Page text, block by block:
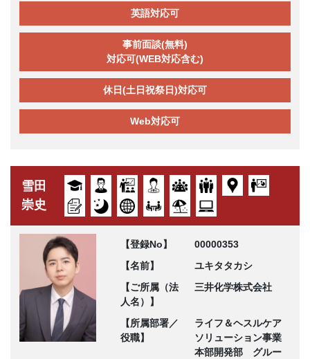
英語対応可
事前面談(無料)
対応可(WEB対応含む)
休日(土日祝祭日)対応可
Web対応可
雪田
崇史
【登録No】
00000353
【名前】
ユキタタカシ
【ご所属（法
人名）】
三井化学株式会社
【所属部署／
役職】
ライフ＆ヘスルケア
ソリューション事業
本部開発部 グルー